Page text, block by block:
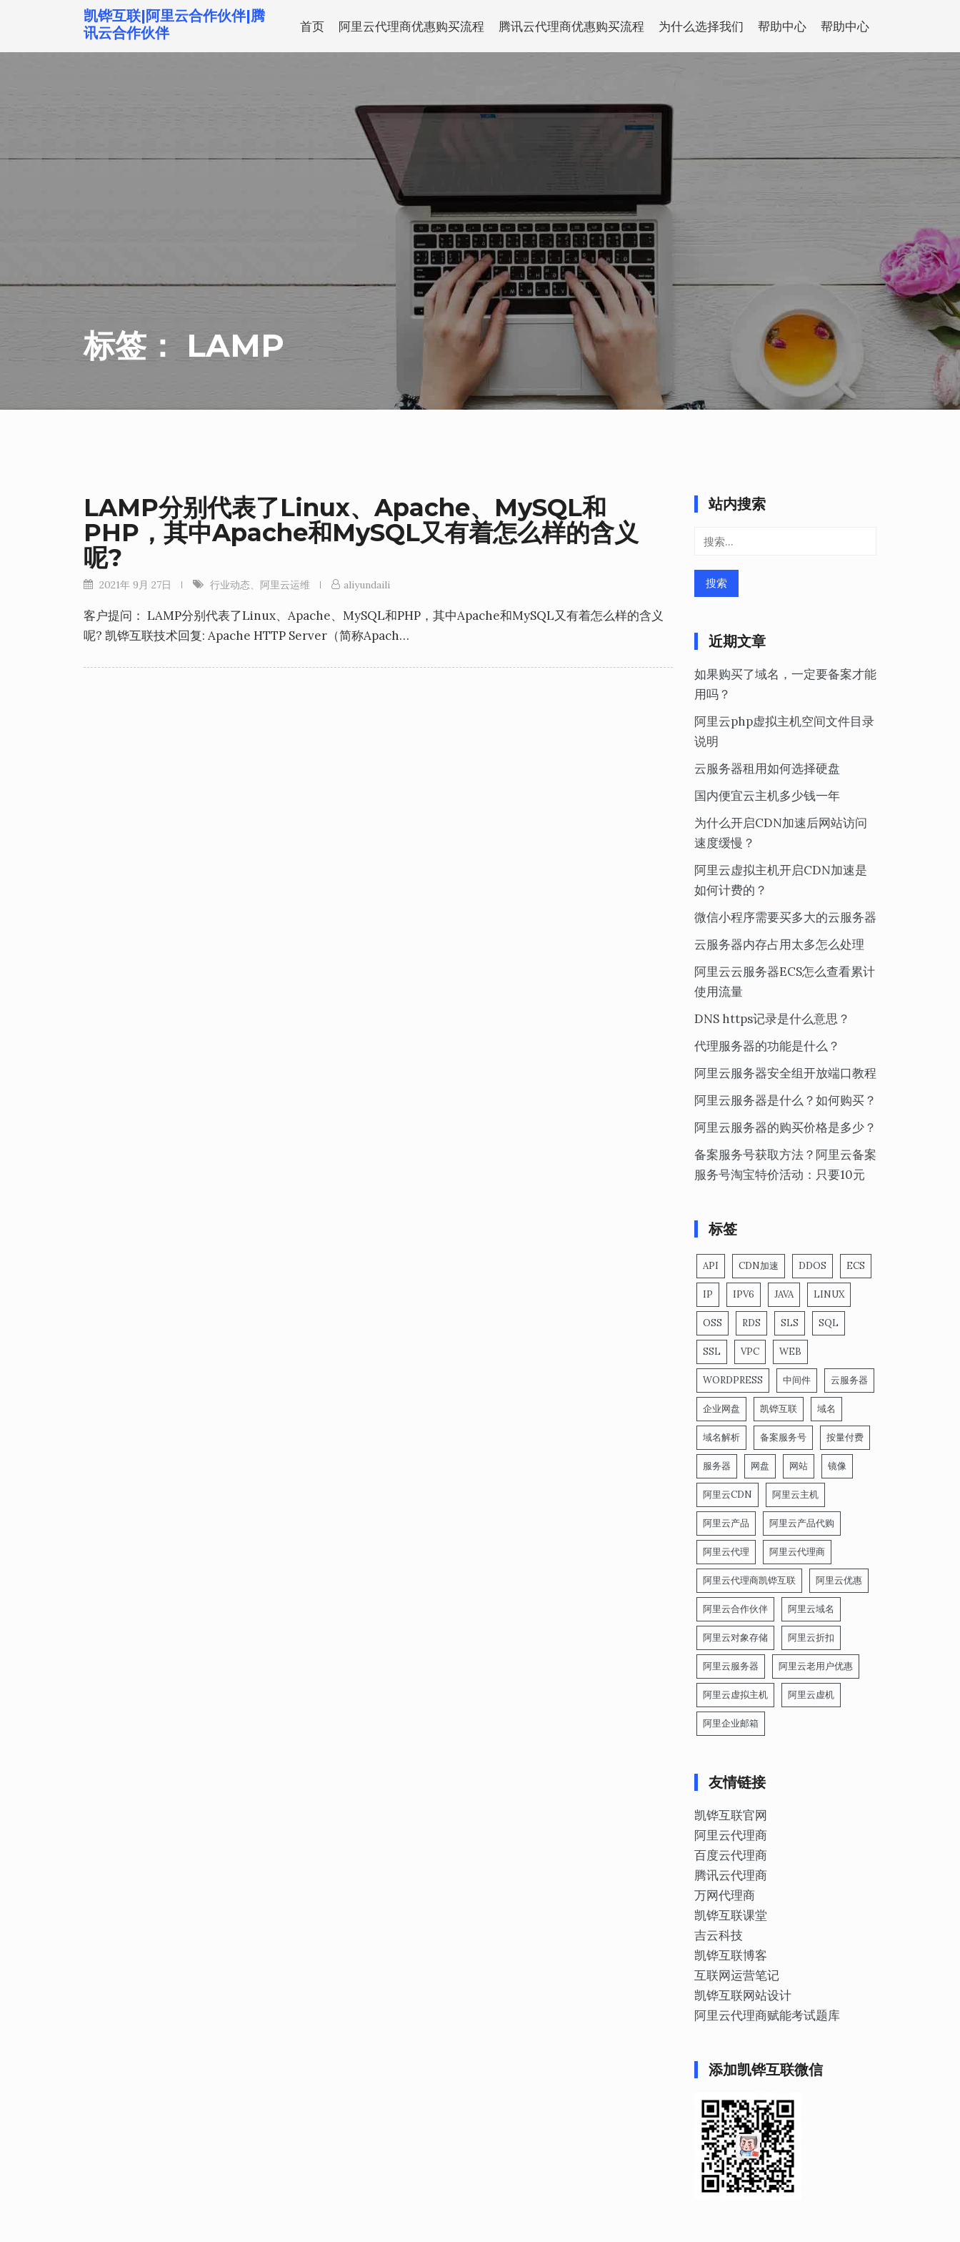
到
凯铧互联|阿里云合作伙伴|腾
讯云合作伙伴
首页 阿里云代理商优惠购买流程 腾讯云代理商优惠购买流程 为什么选择我们 帮助中心 帮助中心
标签： LAMP
LAMP分别代表了Linux、Apache、MySQL和
PHP，其中Apache和MySQL又有着怎么样的含义
呢?
2021年 9月 27日 行业动态、 阿里云运维 aliyundaili
客户提问： LAMP分别代表了Linux、Apache、MySQL和PHP，其中Apache和MySQL又有着怎么样的含义
呢? 凯铧互联技术回复: Apache HTTP Server（简称Apach…
站内搜索
搜
近期文章
如果购买了域名，一定要备案才能
用吗？
阿里云php虚拟主机空间文件目录
说明
云服务器租用如何选择硬盘
国内便宜云主机多少钱一年
为什么开启CDN加速后网站访问
速度缓慢？
阿里云虚拟主机开启CDN加速是
如何计费的？
微信小程序需要买多大的云服务器
云服务器内存占用太多怎么处理
阿里云云服务器ECS怎么查看累计
使用流量
DNS https记录是什么意思？
代理服务器的功能是什么？
阿里云服务器安全组开放端口教程
阿里云服务器是什么？如何购买？
阿里云服务器的购买价格是多少？
备案服务号获取方法？阿里云备案
服务号淘宝特价活动：只要10元
标签
API CDN加速 DDOS ECS
IP IPV6 JAVA LINUX
OSS RDS SLS SQL
SSL VPC WEB
WORDPRESS 中间件 云服务器
企业网盘 凯铧互联 域名
域名解析 备案服务号 按量付费
服务器 网盘 网站 镜像
阿里云CDN 阿里云主机
阿里云产品 阿里云产品代购
阿里云代理 阿里云代理商
阿里云代理商凯铧互联 阿里云优惠
阿里云合作伙伴 阿里云域名
阿里云对象存储 阿里云折扣
阿里云服务器 阿里云老用户优惠
阿里云虚拟主机 阿里云虚机
阿里企业邮箱
友情链接
凯铧互联官网
阿里云代理商
百度云代理商
腾讯云代理商
万网代理商
凯铧互联课堂
吉云科技
凯铧互联博客
互联网运营笔记
凯铧互联网站设计
阿里云代理商赋能考试题库
添加凯铧互联微信